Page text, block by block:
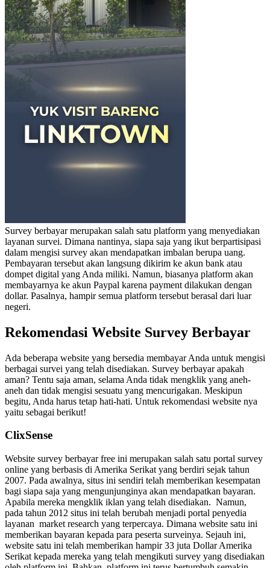
Survey berbayar merupakan salah satu platform yang menyediakan
layanan survei. Dimana nantinya, siapa saja yang ikut berpartisipasi
dalam mengisi survey akan mendapatkan imbalan berupa uang.
Pembayaran tersebut akan langsung dikirim ke akun bank atau
dompet digital yang Anda miliki. Namun, biasanya platform akan
membayarnya ke akun Paypal karena payment dilakukan dengan
dollar. Pasalnya, hampir semua platform tersebut berasal dari luar
negeri.
Rekomendasi Website Survey Berbayar
Ada beberapa website yang bersedia membayar Anda untuk mengisi
berbagai survei yang telah disediakan. Survey berbayar apakah
aman? Tentu saja aman, selama Anda tidak mengklik yang aneh-
aneh dan tidak mengisi sesuatu yang mencurigakan. Meskipun
begitu, Anda harus tetap hati-hati. Untuk rekomendasi website nya
yaitu sebagai berikut!
ClixSense
Website survey berbayar free ini merupakan salah satu portal survey
online yang berbasis di Amerika Serikat yang berdiri sejak tahun
2007. Pada awalnya, situs ini sendiri telah memberikan kesempatan
bagi siapa saja yang mengunjunginya akan mendapatkan bayaran.
Apabila mereka mengklik iklan yang telah disediakan. Namun,
pada tahun 2012 situs ini telah berubah menjadi portal penyedia
layanan market research yang terpercaya. Dimana website satu ini
memberikan bayaran kepada para peserta surveinya. Sejauh ini,
website satu ini telah memberikan hampir 33 juta Dollar Amerika
Serikat kepada mereka yang telah mengikuti survey yang disediakan